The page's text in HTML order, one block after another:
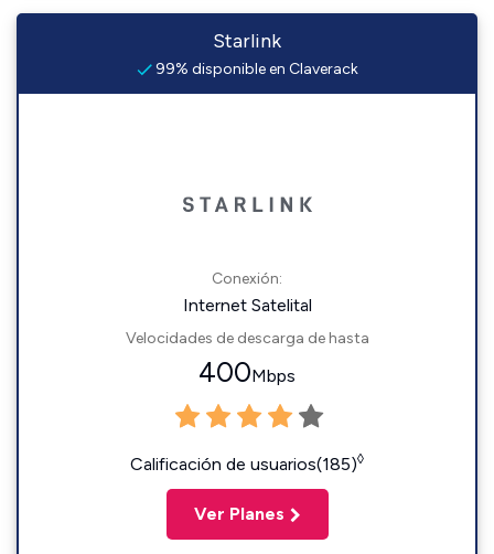
Starlink
99% disponible en Claverack
Conexión:
Internet Satelital
Velocidades de descarga de hasta
400Mbps
Calificación de usuarios(185)◊
Ver Planes